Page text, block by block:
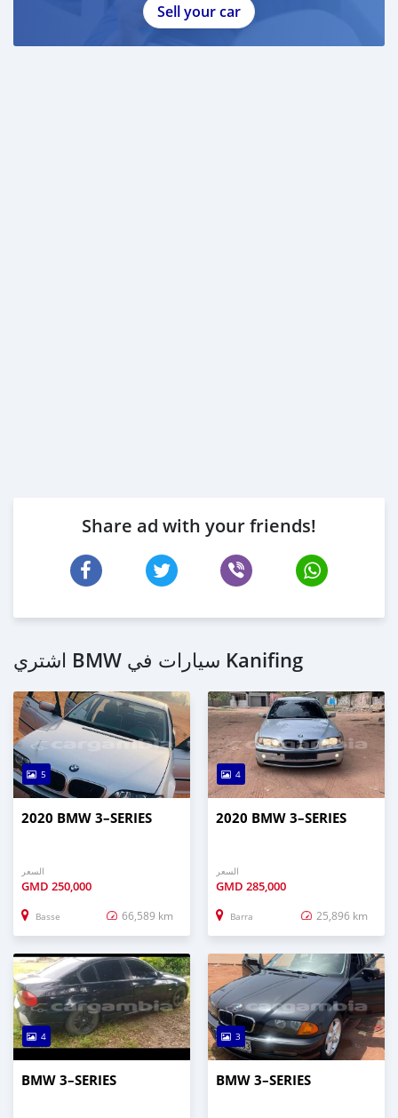
Sell your car
Share ad with your friends!
اشتري BMW سيارات في Kanifing
5
2020 BMW 3–SERIES
السعر
GMD 250,000
Basse 66,589 km
4
2020 BMW 3–SERIES
السعر
GMD 285,000
Barra 25,896 km
4
BMW 3–SERIES
3
BMW 3–SERIES